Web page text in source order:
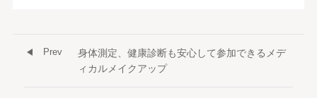
身体測定、健康診断も安心して参加できるメデ
ィカルメイクアップ
Prev